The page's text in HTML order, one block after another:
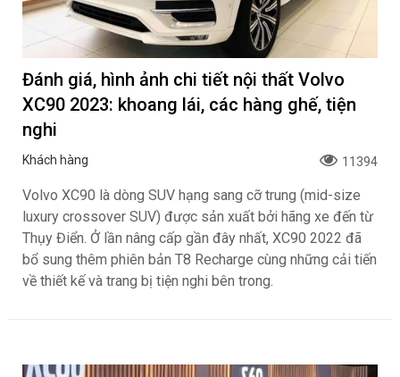
Đánh giá, hình ảnh chi tiết nội thất Volvo
XC90 2023: khoang lái, các hàng ghế, tiện
nghi
Khách hàng 11394
Volvo XC90 là dòng SUV hạng sang cỡ trung (mid-size
luxury crossover SUV) được sản xuất bởi hãng xe đến từ
Thụy Điển. Ở lần nâng cấp gần đây nhất, XC90 2022 đã
bổ sung thêm phiên bản T8 Recharge cùng những cải tiến
về thiết kế và trang bị tiện nghi bên trong.